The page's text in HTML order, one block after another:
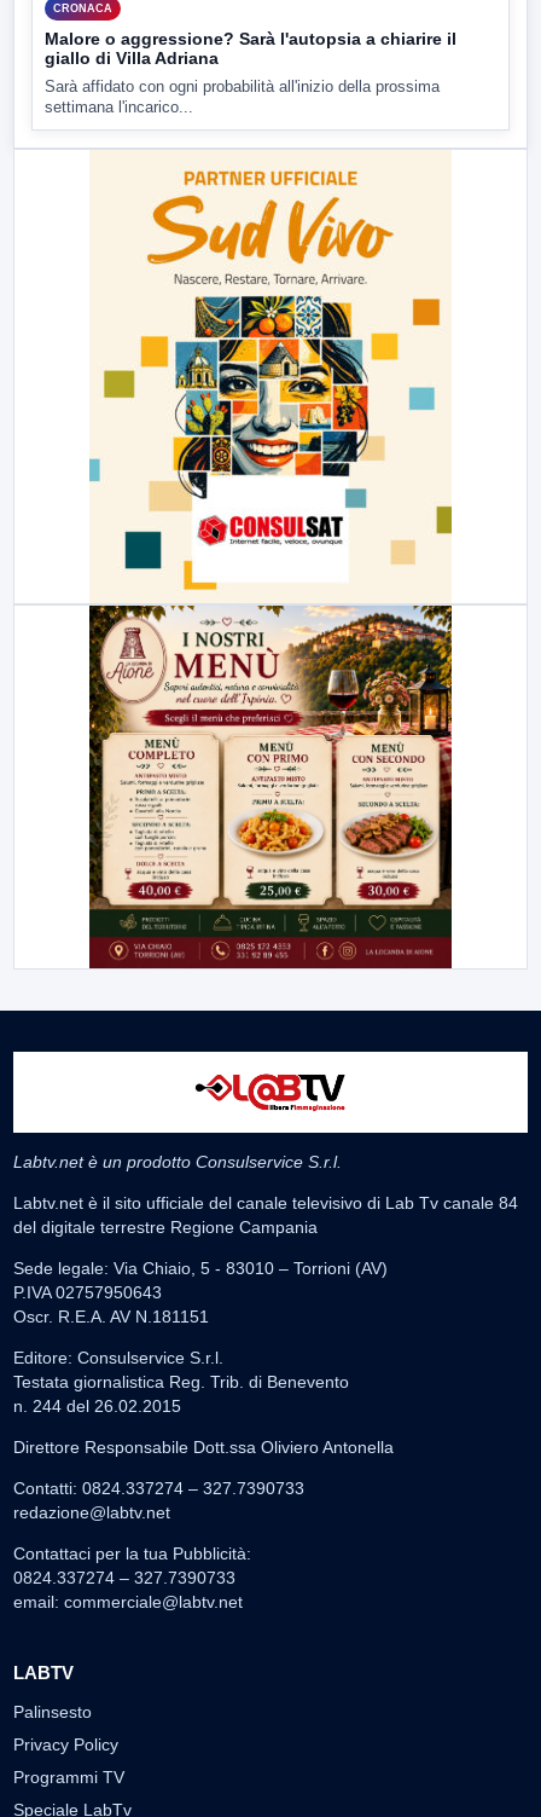
CRONACA
Malore o aggressione? Sarà l'autopsia a chiarire il
giallo di Villa Adriana
Sarà affidato con ogni probabilità all'inizio della prossima
settimana l'incarico...
Labtv.net è un prodotto Consulservice S.r.l.
Labtv.net è il sito ufficiale del canale televisivo di Lab Tv canale 84
del digitale terrestre Regione Campania
Sede legale: Via Chiaio, 5 - 83010 – Torrioni (AV)
P.IVA 02757950643
Oscr. R.E.A. AV N.181151
Editore: Consulservice S.r.l.
Testata giornalistica Reg. Trib. di Benevento
n. 244 del 26.02.2015
Direttore Responsabile Dott.ssa Oliviero Antonella
Contatti: 0824.337274 – 327.7390733
redazione@labtv.net
Contattaci per la tua Pubblicità:
0824.337274 – 327.7390733
email: commerciale@labtv.net
LABTV
Palinsesto
Privacy Policy
Programmi TV
Speciale LabTv